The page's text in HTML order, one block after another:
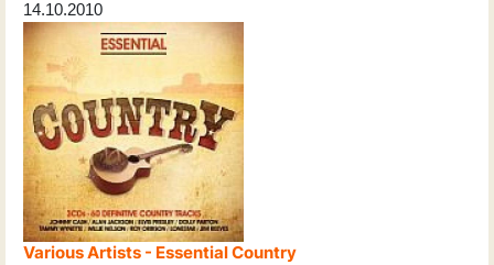
14.10.2010
Various Artists - Essential Country